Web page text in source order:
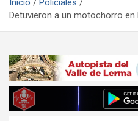
Inicio
Policiales
Detuvieron a un motochorro en